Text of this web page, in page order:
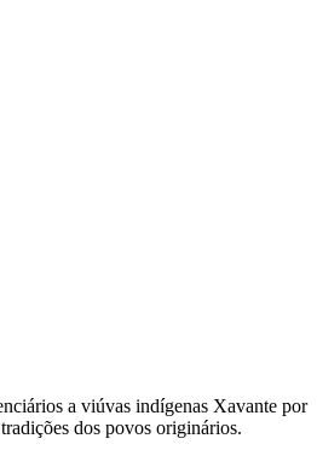
a viúvas indígenas Xavante por
dos povos originários.